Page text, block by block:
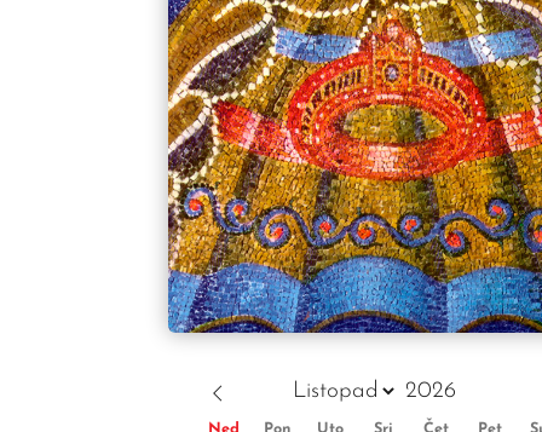
Ned Pon Uto Sri Čet Pet